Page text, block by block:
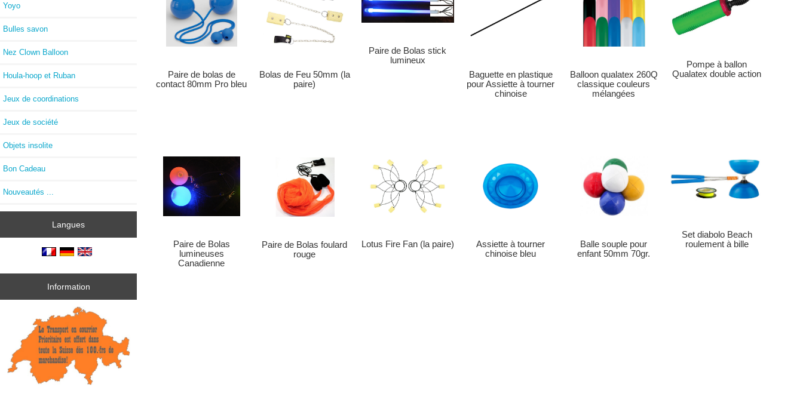
Yoyo
Bulles savon
Nez Clown Balloon
Houla-hoop et Ruban
Jeux de coordinations
Jeux de société
Objets insolite
Bon Cadeau
Nouveautés ...
Langues
Information
Paire de bolas de
contact 80mm Pro bleu
Bolas de Feu 50mm (la
paire)
Paire de Bolas stick
lumineux
Baguette en plastique
pour Assiette à tourner
chinoise
Balloon qualatex 260Q
classique couleurs
mélangées
Pompe à ballon
Qualatex double action
Paire de Bolas
lumineuses
Canadienne
Paire de Bolas foulard
rouge
Lotus Fire Fan (la paire)
Assiette à tourner
chinoise bleu
Balle souple pour
enfant 50mm 70gr.
Set diabolo Beach
roulement à bille